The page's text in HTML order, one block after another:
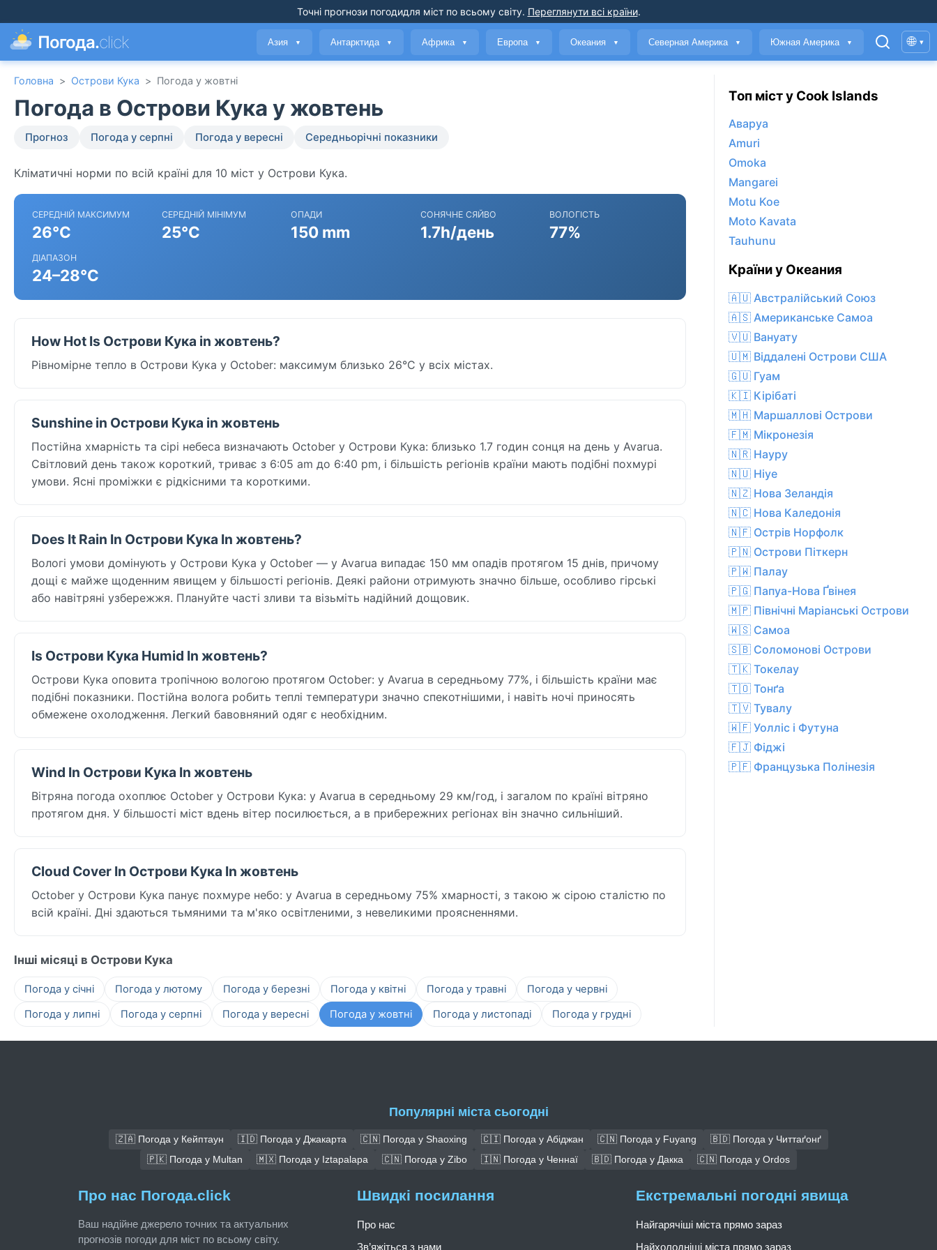
Точні прогнози погодидля міст по всьому світу. Переглянути всі країни.
Погода.click Азия ▼ Антарктида ▼ Африка ▼ Европа ▼ Океания ▼ Северная Америка ▼ Южная Америка ▼ 🌐 ▾
Головна > Острови Кука > Погода у жовтні
Погода в Острови Кука у жовтень
Прогноз Погода у серпні Погода у вересні Середньорічні показники
Кліматичні норми по всій країні для 10 міст у Острови Кука.
СЕРЕДНІЙ МАКСИМУМ
26°C
СЕРЕДНІЙ МІНІМУМ
25°C
ОПАДИ
150 mm
СОНЯЧНЕ СЯЙВО
1.7h/день
ВОЛОГІСТЬ
77%
ДІАПАЗОН
24–28°C
How Hot Is Острови Кука in жовтень?
Рівномірне тепло в Острови Кука у October: максимум близько 26°C у всіх містах.
Sunshine in Острови Кука in жовтень
Постійна хмарність та сірі небеса визначають October у Острови Кука: близько 1.7 годин сонця на день у Avarua.
Світловий день також короткий, триває з 6:05 am до 6:40 pm, і більшість регіонів країни мають подібні похмурі
умови. Ясні проміжки є рідкісними та короткими.
Does It Rain In Острови Кука In жовтень?
Вологі умови домінують у Острови Кука у October — у Avarua випадає 150 мм опадів протягом 15 днів, причому
дощі є майже щоденним явищем у більшості регіонів. Деякі райони отримують значно більше, особливо гірські
або навітряні узбережжя. Плануйте часті зливи та візьміть надійний дощовик.
Is Острови Кука Humid In жовтень?
Острови Кука оповита тропічною вологою протягом October: у Avarua в середньому 77%, і більшість країни має
подібні показники. Постійна волога робить теплі температури значно спекотнішими, і навіть ночі приносять
обмежене охолодження. Легкий бавовняний одяг є необхідним.
Wind In Острови Кука In жовтень
Вітряна погода охоплює October у Острови Кука: у Avarua в середньому 29 км/год, і загалом по країні вітряно
протягом дня. У більшості міст вдень вітер посилюється, а в прибережних регіонах він значно сильніший.
Cloud Cover In Острови Кука In жовтень
October у Острови Кука панує похмуре небо: у Avarua в середньому 75% хмарності, з такою ж сірою сталістю по
всій країні. Дні здаються тьмяними та м'яко освітленими, з невеликими проясненнями.
Інші місяці в Острови Кука
Погода у січні Погода у лютому Погода у березні Погода у квітні Погода у травні
Погода у червні
Погода у липні
Погода у серпні Погода у вересні Погода у жовтні Погода у листопаді Погода у грудні
Топ міст у Cook Islands
Аваруа
Amuri
Omoka
Mangarei
Motu Koe
Moto Kavata
Tauhunu
Країни у Океания
🇦🇺 Австралійський Союз
🇦🇸 Американське Самоа
🇻🇺 Вануату
🇺🇲 Віддалені Острови США
🇬🇺 Гуам
🇰🇮 Кірібаті
🇲🇭 Маршаллові Острови
🇫🇲 Мікронезія
🇳🇷 Науру
🇳🇺 Ніуе
🇳🇿 Нова Зеландія
🇳🇨 Нова Каледонія
🇳🇫 Острів Норфолк
🇵🇳 Острови Піткерн
🇵🇼 Палау
🇵🇬 Папуа-Нова Ґвінея
🇲🇵 Північні Маріанські Острови
🇼🇸 Самоа
🇸🇧 Соломонові Острови
🇹🇰 Токелау
🇹🇴 Тонґа
🇹🇻 Тувалу
🇼🇫 Уолліс і Футуна
🇫🇯 Фіджі
🇵🇫 Французька Полінезія
Популярні міста сьогодні
🇿🇦 Погода у Кейптаун 🇮🇩 Погода у Джакарта 🇨🇳 Погода у Shaoxing 🇨🇮 Погода у Абіджан 🇨🇳 Погода у Fuyang
🇧🇩 Погода у Читтаґонґ
🇵🇰 Погода у Multan
🇲🇽 Погода у Iztapalapa 🇨🇳 Погода у Zibo 🇮🇳 Погода у Ченнаї 🇧🇩 Погода у Дакка 🇨🇳 Погода у Ordos
Про нас Погода.click
Ваш надійне джерело точних та актуальних
прогнозів погоди для міст по всьому світу.
Швидкі посилання
Про нас
Зв’яжіться з нами
Екстремальні погодні явища
Найгарячіші міста прямо зараз
Найхолодніші міста прямо зараз